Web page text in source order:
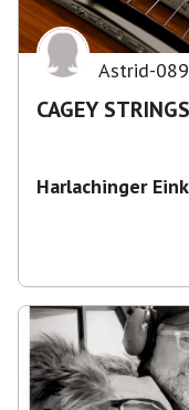
Astrid-089
CAGEY
Harlachinger